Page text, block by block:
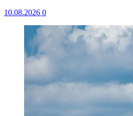
10.08.2026 0